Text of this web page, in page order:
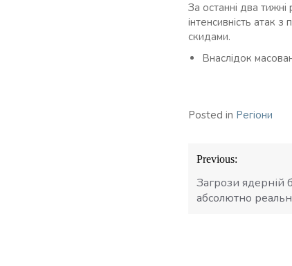
За останні два
інтенсивність атак
скидами.
Внаслідок
Posted in Регіони
Навігація
записів
Previous:
Загрози ядерній
абсолютно